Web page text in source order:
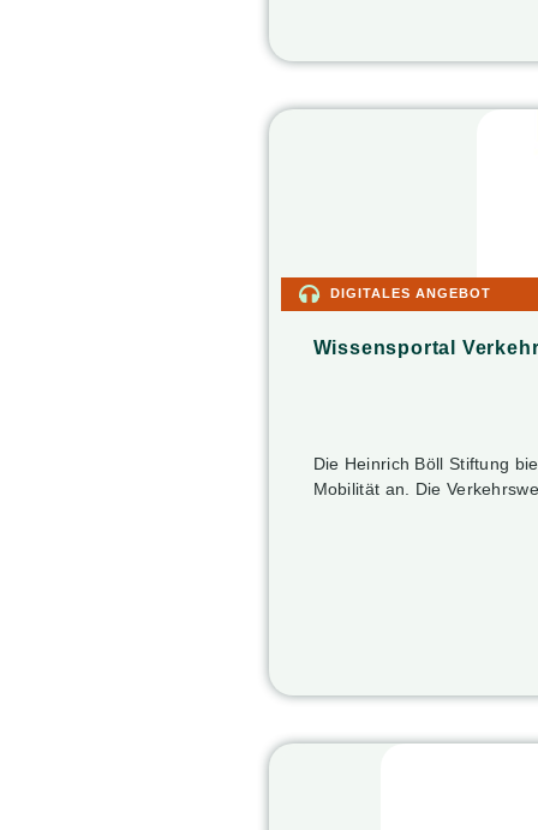
DIGITALES ANGEBOT
Wissensportal
Die Heinrich Böll Stiftung
Mobilität an. Die